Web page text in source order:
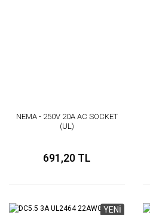
NEMA - 250V 20A AC SOCKET
(UL)
691,20 TL
YENİ